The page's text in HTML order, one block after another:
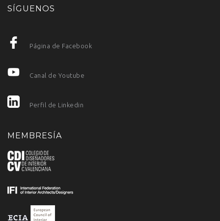
SÍGUENOS
Página de Facebook
Canal de Youtube
Perfil de Linkedin
MEMBRESÍA